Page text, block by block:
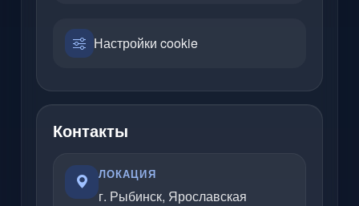
Настройки cookie
Контакты
ЛОКАЦИЯ
г. Рыбинск, Ярославская